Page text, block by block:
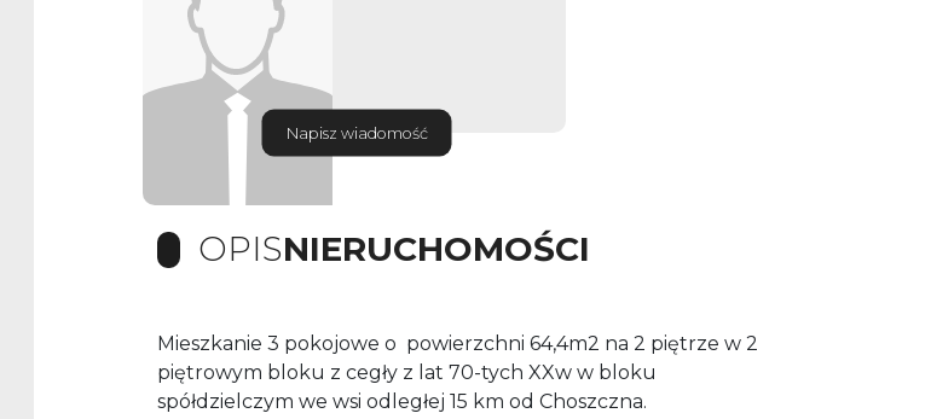
Napisz wiadomość
OPISNIERUCHOMOŚCI
Mieszkanie 3 pokojowe o powierzchni 64,4m2 na 2 piętrze w 2
piętrowym bloku z cegły z lat 70-tych XXw w bloku
spółdzielczym we wsi odległej 15 km od Choszczna.